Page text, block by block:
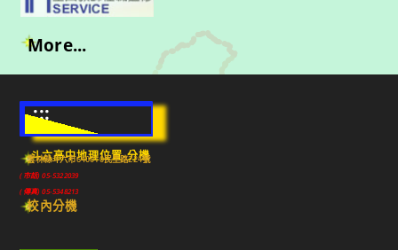
More...
:::
斗六高中地理位置-分機
雲林縣斗六市640010民生路224號
(市話) 05-5322039
(傳真) 05-5348213
校內分機